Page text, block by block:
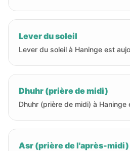
Lever du soleil
Lever du soleil à Haninge est
Dhuhr (prière de midi)
Dhuhr (prière de midi) à
Asr (prière de l'après-midi)